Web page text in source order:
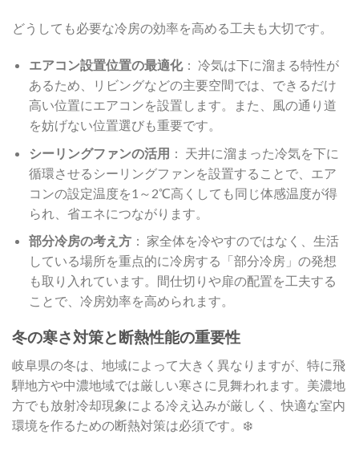
どうしても必要な冷房の効率を高める工夫も大切です。
エアコン設置位置の最適化： 冷気は下に溜まる特性が
あるため、リビングなどの主要空間では、できるだけ
高い位置にエアコンを設置します。また、風の通り道
を妨げない位置選びも重要です。
シーリングファンの活用 ： 天井に溜まった冷気を下に
循環させるシーリングファンを設置することで、エア
コンの設定温度を1～2℃高くしても同じ体感温度が得
られ、省エネにつながります。
部分冷房の考え方： 家全体を冷やすのではなく、生活
している場所を重点的に冷房する「部分冷房」の発想
も取り入れています。間仕切りや扉の配置を工夫する
ことで、冷房効率を高められます。
冬の寒さ対策と断熱性能の重要性
岐阜県の冬は、地域によって大きく異なりますが、特に飛
騨地方や中濃地域では厳しい寒さに見舞われます。美濃地
方でも放射冷却現象による冷え込みが厳しく、快適な室内
環境を作るための断熱対策は必須です。❄️